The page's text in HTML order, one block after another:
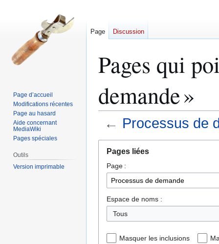
Pages qui
demande »
← Processus de
navigation
recherche
Pages liées
Page :
Espace de noms :
Tous
Masquer les inclusions
Page Discussion
Page d’accueil
Modifications récentes
Page au hasard
Aide concernant
MediaWiki
Pages spéciales
Outils
Version imprimable